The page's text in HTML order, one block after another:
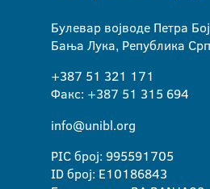
Булевар војводе Петра
Бања Лука, Република
+387 51 321 171
Факс: +387 51 315 694
info@unibl.org
PIC број: 995591705
ID број: E10186843